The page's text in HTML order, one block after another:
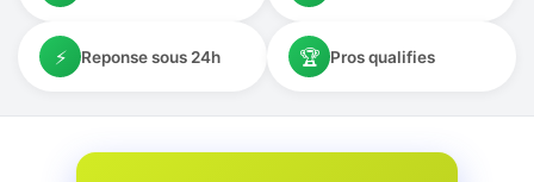
⚡ Reponse sous 24h 🏆 Pros qualifies